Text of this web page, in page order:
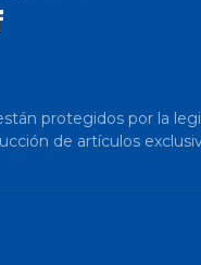
protegidos por la
de artículos